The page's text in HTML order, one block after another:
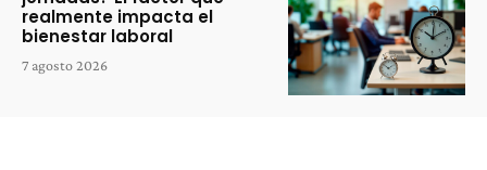
realmente impacta el
bienestar laboral
7 agosto 2026